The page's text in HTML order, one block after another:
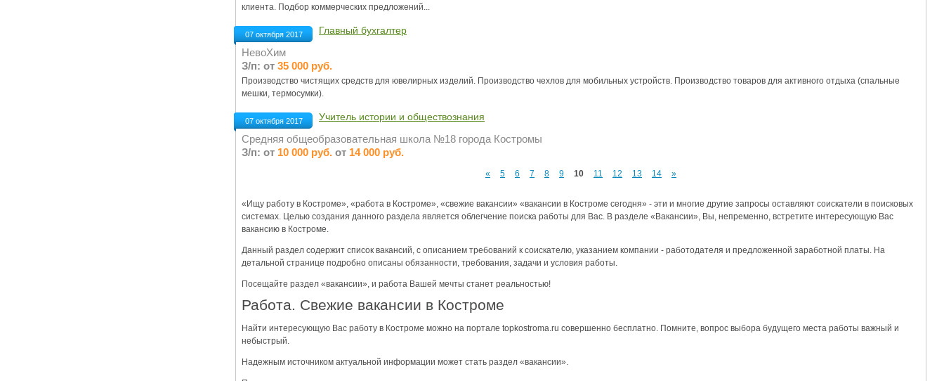
клиента. Подбор коммерческих предложений...
07 октября 2017 Главный бухгалтер
НевоХим
З/п: от 35 000 руб.
Производство чистящих средств для ювелирных изделий. Производство чехлов для мобильных устройств. Производство товаров для активного отдыха (спальные
мешки, термосумки).
07 октября 2017 Учитель истории и обществознания
Средняя общеобразовательная школа №18 города Костромы
З/п: от 10 000 руб. от 14 000 руб.
« 5 6 7 8 9 10 11 12 13 14 »
«Ищу работу в Костроме», «работа в Костроме», «свежие вакансии» «вакансии в Костроме сегодня» - эти и многие другие запросы оставляют соискатели в поисковых
системах. Целью создания данного раздела является облегчение поиска работы для Вас. В разделе «Вакансии», Вы, непременно, встретите интересующую Вас
вакансию в Костроме.
Данный раздел содержит список вакансий, с описанием требований к соискателю, указанием компании - работодателя и предложенной заработной платы. На
детальной странице подробно описаны обязанности, требования, задачи и условия работы.
Посещайте раздел «вакансии», и работа Вашей мечты станет реальностью!
Работа. Свежие вакансии в Костроме
Найти интересующую Вас работу в Костроме можно на портале topkostroma.ru совершенно бесплатно. Помните, вопрос выбора будущего места работы важный и
небыстрый.
Надежным источником актуальной информации может стать раздел «вакансии».